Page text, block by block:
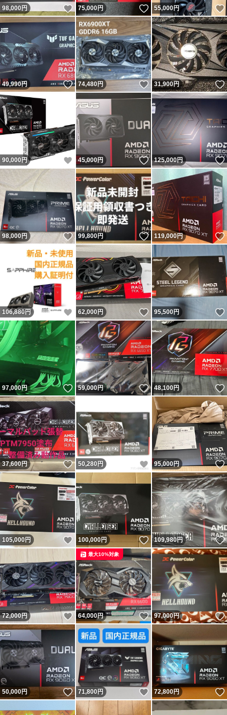
98,000円 いいね！
75,000円 いいね！
55,000円
49,990円 いいね！
74,480円 いいね！
31,900円
90,000 円 いいね！
45,000円 いいね！
125,000円
98,000円 いいね！
99,800円 いいね！
119,000円
106,880円 いいね！
62,000円 いいね！
95,500円
97,000円 いいね！
59,000円 いいね！
48,100円
37,600円 いいね！
50,280 円 いいね！
95,000円
105,000円 いいね！
100,000円 いいね！
109,980円
72,000円 いいね！
64,000円 いいね！
最大10%対象
97,000円
50,000円 いいね！
71,800円 いいね！
72,800円